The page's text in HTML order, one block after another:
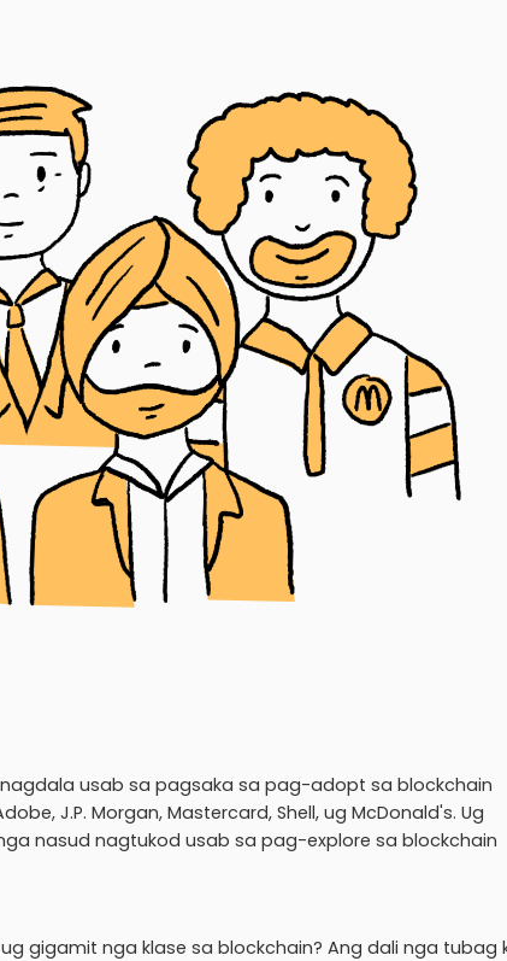
usab sa pagsaka sa pag-adopt sa blockchain
J.P. Morgan, Mastercard, Shell, ug McDonald's. Ug
nasud nagtukod usab sa pag-explore sa blockchain
gigamit nga klase sa blockchain? Ang dali nga tubag